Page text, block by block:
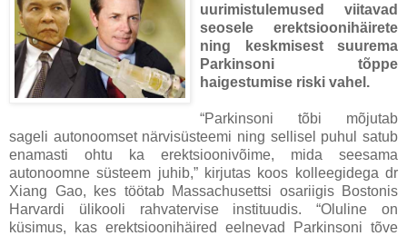
uurimistulemused viitavad
seosele erektsioonihäirete
ning keskmisest suurema
Parkinsoni tõppe
haigestumise riski vahel.
“Parkinsoni tõbi mõjutab
sageli autonoomset närvisüsteemi ning sellisel puhul satub
enamasti ohtu ka erektsioonivõime, mida seesama
autonoomne süsteem juhib,” kirjutas koos kolleegidega dr
Xiang Gao, kes töötab Massachusettsi osariigis Bostonis
Harvardi ülikooli rahvatervise instituudis. “Oluline on
küsimus, kas erektsioonihäired eelnevad Parkinsoni tõve